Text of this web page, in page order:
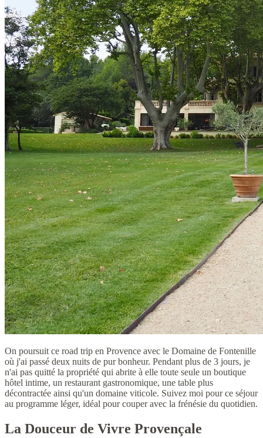
On poursuit ce road trip en Provence avec le Domaine de Fontenille
où j'ai passé deux nuits de pur bonheur. Pendant plus de 3 jours, je
n'ai pas quitté la propriété qui abrite à elle toute seule un boutique
hôtel intime, un restaurant gastronomique, une table plus
décontractée ainsi qu'un domaine viticole. Suivez moi pour ce séjour
au programme léger, idéal pour couper avec la frénésie du quotidien.
La Douceur de Vivre Provençale